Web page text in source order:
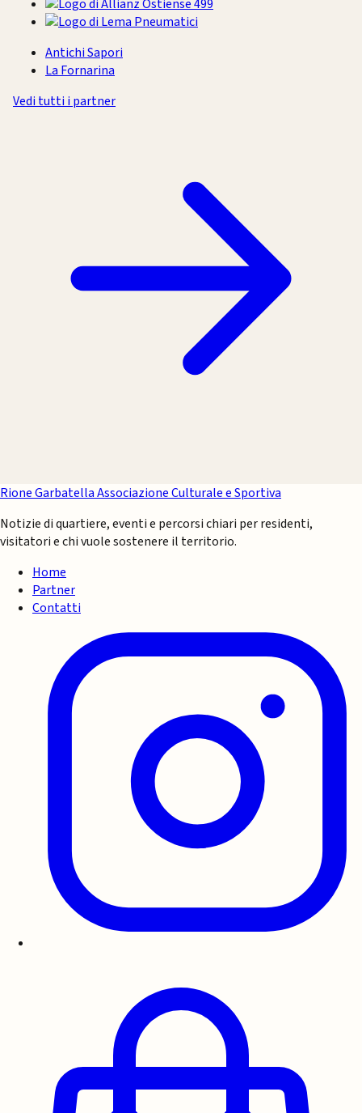
Antichi Sapori
La Fornarina
Vedi tutti i partner
Rione GarbatellaAssociazione Culturale e Sportiva
Notizie di quartiere, eventi e percorsi chiari per residenti,
visitatori e chi vuole sostenere il territorio.
Home
Partner
Contatti